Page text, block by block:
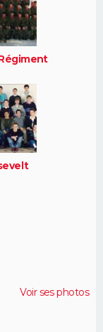
Voir ses photos